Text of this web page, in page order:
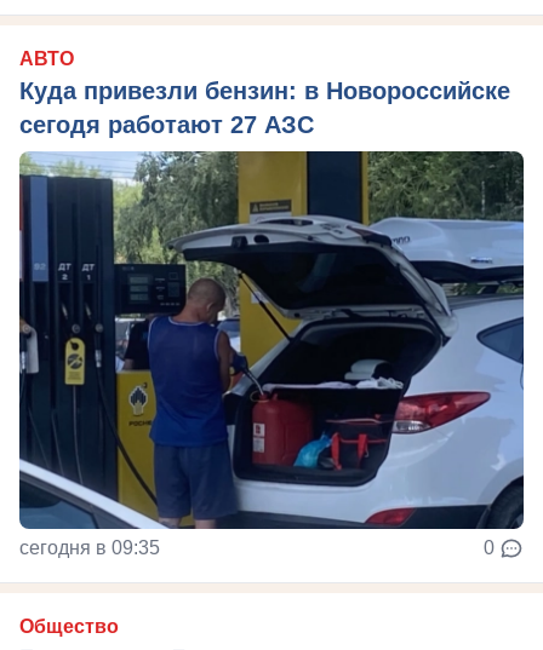
АВТО
Куда привезли бензин: в Новороссийске
сегодя работают 27 АЗС
сегодня в 09:35 0
Общество